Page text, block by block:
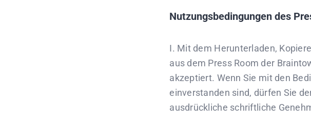
Nutzungsbedingungen des
I. Mit dem Herunterladen,
aus dem Press Room der
akzeptiert. Wenn Sie mit den
einverstanden sind, dürfen Sie
ausdrückliche schriftliche